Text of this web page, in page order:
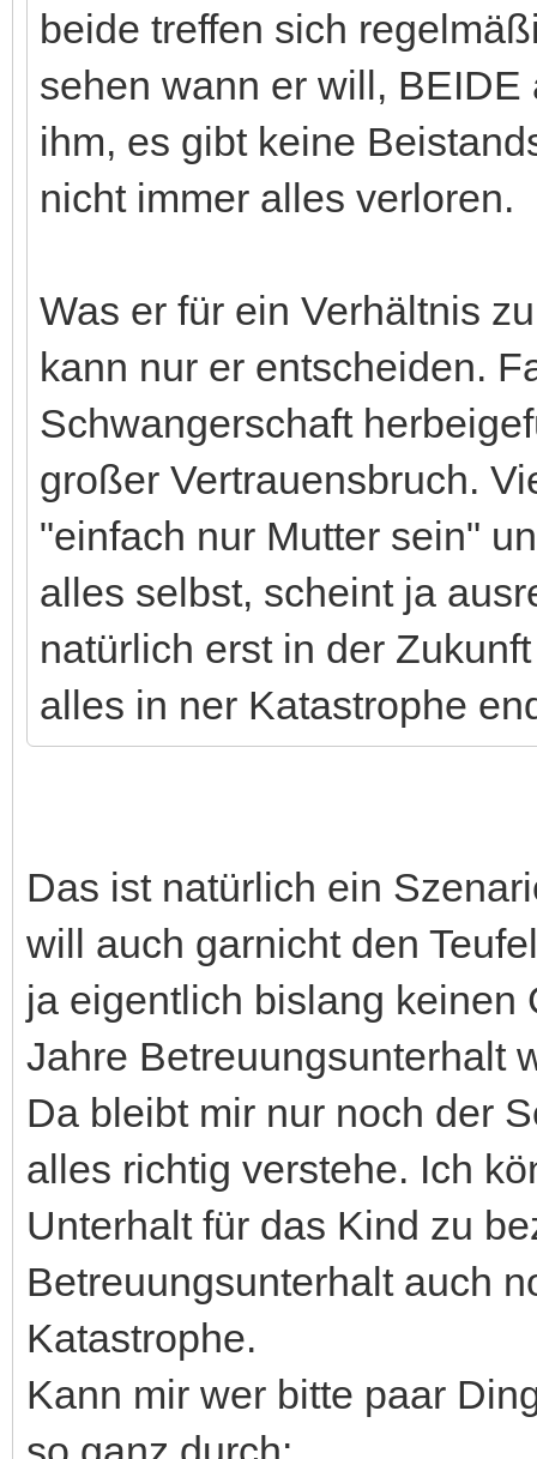
beide treffen sich
sehen wann er will,
ihm, es gibt keine
nicht immer alles verloren.
Was er für ein Verhältnis
kann nur er entscheiden.
Schwangerschaft
großer Vertrauensbruch.
"einfach nur Mutter sein"
alles selbst, scheint ja
natürlich erst in der
alles in ner Katastrophe
Das ist natürlich ein
will auch garnicht den
ja eigentlich bislang keinen
Jahre Betreuungsunterhalt
Da bleibt mir nur noch der
alles richtig verstehe. Ich
Unterhalt für das Kind zu
Betreuungsunterhalt auch
Katastrophe.
Kann mir wer bitte paar